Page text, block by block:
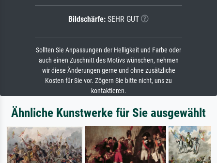
Bildschärfe: SEHR GUT
Sollten Sie Anpassungen der Helligkeit und Farbe oder
auch einen Zuschnitt des Motivs wünschen, nehmen
wir diese Änderungen gerne und ohne zusätzliche
Kosten für Sie vor. Zögern Sie bitte nicht, uns zu
kontaktieren.
Ähnliche Kunstwerke für Sie ausgewählt